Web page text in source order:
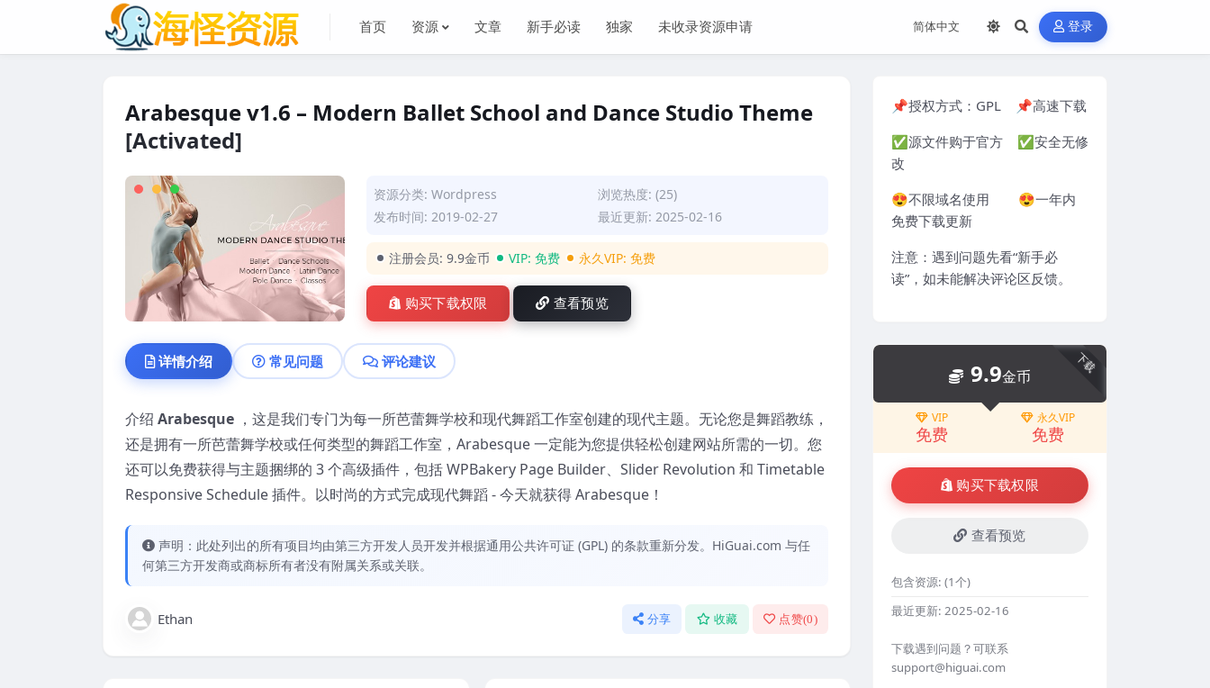
首页 资源 文章 新手必读 独家 未收录资源申请 登录
Arabesque v1.6 – Modern Ballet School and Dance Studio Theme
[Activated]
资源分类:Wordpress
浏览热度: (25)
发布时间: 2019-02-27
最近更新: 2025-02-16
注册会员:9.9金币 VIP:免费 永久VIP:免费
购买下载权限 查看预览
详情介绍 常见问题 评论建议
介绍 Arabesque ，这是我们专门为每一所芭蕾舞学校和现代舞蹈工作室创建的现代主题。无论您是舞蹈教练，
还是拥有一所芭蕾舞学校或任何类型的舞蹈工作室，Arabesque 一定能为您提供轻松创建网站所需的一切。您
还可以免费获得与主题捆绑的 3 个高级插件，包括 WPBakery Page Builder、Slider Revolution 和 Timetable
Responsive Schedule 插件。以时尚的方式完成现代舞蹈 - 今天就获得 Arabesque！
声明：此处列出的所有项目均由第三方开发人员开发并根据通用公共许可证 (GPL) 的条款重新分发。HiGuai.com 与任
何第三方开发商或商标所有者没有附属关系或关联。
Ethan 分享 收藏 点赞(0)
📌授权方式： GPL 📌高速下载
✅源文件购于官方 ✅安全无修
改
😍不限域名使用 😍一年内
免费下载更新
注意：遇到问题先看“新手必
读”，如未能解决评论区反馈。
下载
9.9金币
VIP
免费
永久VIP
免费
购买下载权限
查看预览
包含资源: (1个)
最近更新: 2025-02-16
下载遇到问题？可联系
support@higuai.com